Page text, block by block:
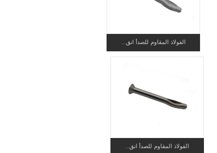
الفولاذ المقاوم للصدأ انق...
الفولاذ المقاوم للصدأ انق...